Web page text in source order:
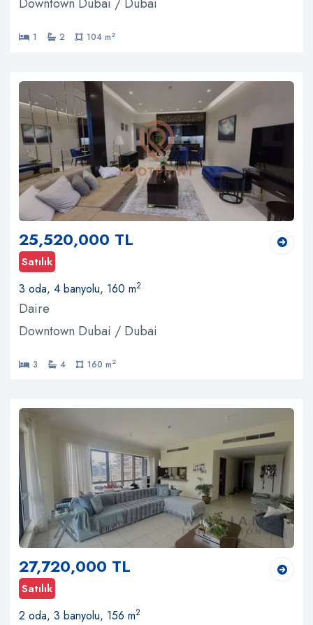
Downtown Dubai / Dubai
1 2 104 m2
25,520,000 TL
Satılık
3 oda, 4 banyolu, 160 m2
Daire
Downtown Dubai / Dubai
3 4 160 m2
27,720,000 TL
Satılık
2 oda, 3 banyolu, 156 m2